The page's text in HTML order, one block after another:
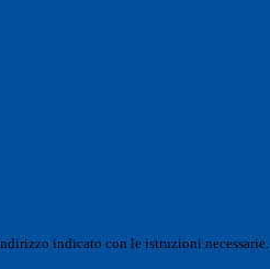
indicato con le istruzioni necessarie.